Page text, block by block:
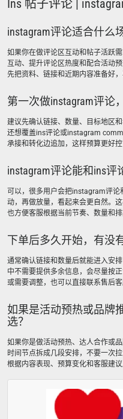
Ins 帖子评论 |
instagram评论适合什么
如果你在做评论区互动和帖子活跃
互动、提升评论区热度和配合活动
先把资料、链接和近期内容准备好
第一次做instagram评论
建议先确认链接、数量、目标地区
还想覆盖ins评论或instagram
承接和转化边追加，这样预算更好
instagram评论能和ins评
可以，很多用户会把instagram评
动，再做放量，看起来会更自然。
也方便客服根据当前节奏、数量和排
下单后多久开始，有没
通常确认链接和数量后就能进入安
中不需要提供多余信息，会尽量按
或需要调整，也可以直接联系售后
如果是活动预热或品牌
选？
如果你是做活动预热、达人合作或
时间节点拆成几段安排，不要一次
根据内容表现、预算变化和客服建